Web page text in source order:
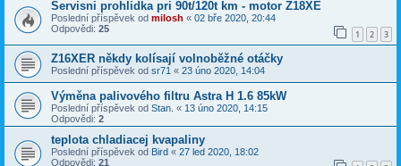
Servisni prohlidka pri 90t/120t km - motor Z18XE
Poslední příspěvek od milosh « 02 bře 2020, 20:44
Odpovědi: 25 1 2 3
Z16XER někdy kolísají volnoběžné otáčky
Poslední příspěvek od sr71 « 23 úno 2020, 14:04
Výměna palivového filtru Astra H 1.6 85kW
Poslední příspěvek od Stan. « 13 úno 2020, 14:15
Odpovědi: 2
teplota chladiacej kvapaliny
Poslední příspěvek od Bird « 27 led 2020, 18:02
Odpovědi: 21